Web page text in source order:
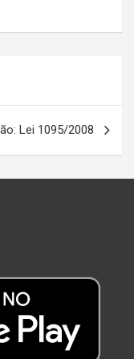
Lei 1095/2008